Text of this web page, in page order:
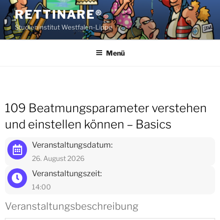
Zum
Inhalt
springen
RETTINARE®
Studieninstitut Westfalen-Lippe
Menü
109 Beatmungsparameter verstehen
und einstellen können – Basics
Veranstaltungsdatum:
26. August 2026
Veranstaltungszeit:
14:00
Veranstaltungsbeschreibung